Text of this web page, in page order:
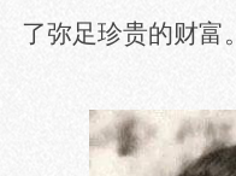
了弥足珍贵的财富。